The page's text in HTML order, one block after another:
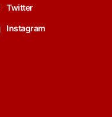
Twitter
Instagram